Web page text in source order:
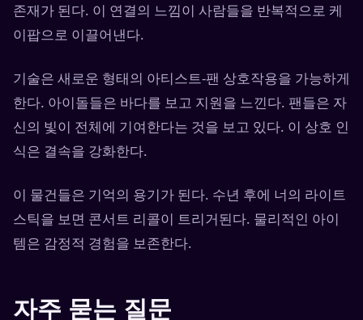
존재가 된다. 이 연결의 느낌이 사람들을 반복적으로 케
이팝으로 이끌어낸다.
기술은 새로운 형태의 아티스트-팬 상호작용을 가능하게
한다. 아이돌들은 바다를 보고 지원을 느낀다. 팬들은 자
신의 빛이 전체에 기여한다는 것을 보고 있다. 이 상호 인
식은 결속을 강화한다.
이 물건들은 기억의 용기가 된다. 수년 후에 너의 라이트
스틱을 보면 콘서트 리콜이 트리거된다. 물리적인 아이
템은 감정적 경험을 보존한다.
자주 묻는 질문